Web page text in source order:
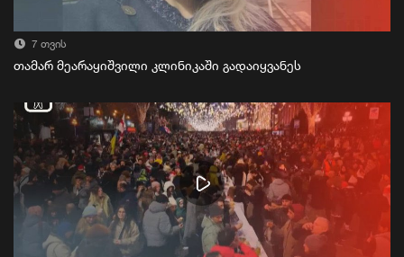
7 თვის
თამარ მეარაყიშვილი კლინიკაში გადაიყვანეს